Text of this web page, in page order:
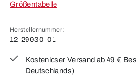
Größentabelle
Herstellernummer:
12-29930-01
Kostenloser Versand ab 49 €
Deutschlands)